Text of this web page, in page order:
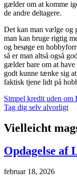
gælder om at komme
de andre deltagere.
Det kan man vælge og
man kan bruge rigtig
og besøge en
så er man altså også
gælder bare om at
godt kunne tænke sig
faktisk tjene lidt på
Simpel kredit uden om
Tag dig selv alvorligt
Vielleicht
Opdagelse af
februar 18, 2026